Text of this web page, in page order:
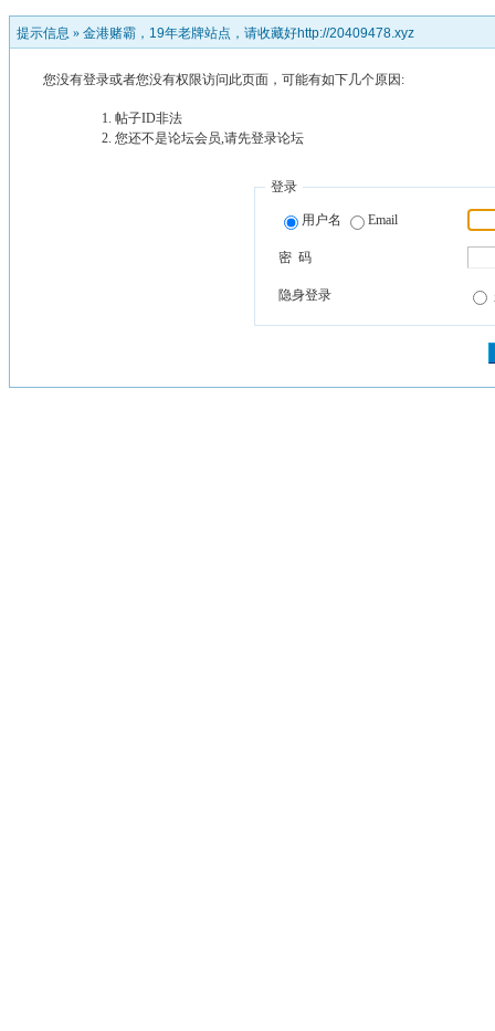
提示信息 » 金港赌霸，19年老牌站点，请收藏好http://20409478.xyz
您没有登录或者您没有权限访问此页面，可能有如下几个原因:
帖子ID非法
您还不是论坛会员,请先登录论坛
登录
用户名 Email
密 码
隐身登录